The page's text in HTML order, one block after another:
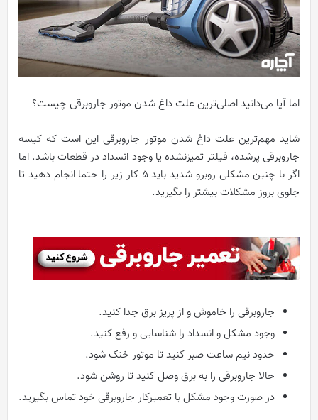
اما آیا می‌دانید اصلی‌ترین علت داغ شدن موتور جاروبرقی چیست؟
شاید مهم‌ترین علت داغ شدن موتور جاروبرقی این است که کیسه
جاروبرقی پرشده، فیلتر تمیزنشده یا وجود انسداد در قطعات باشد. اما
اگر با چنین مشکلی روبرو شدید باید ۵ کار زیر را حتما انجام دهید تا
جلوی بروز مشکلات بیشتر را بگیرید.
جاروبرقی را خاموش و از پریز برق جدا کنید.
وجود مشکل و انسداد را شناسایی و رفع کنید.
حدود نیم ساعت صبر کنید تا موتور خنک شود.
حالا جاروبرقی را به برق وصل کنید تا روشن شود.
در صورت وجود مشکل با تعمیرکار جاروبرقی خود تماس بگیرید.